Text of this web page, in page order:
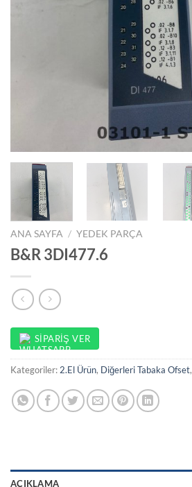
ANA SAYFA / YEDEK PARÇA
B&R 3DI477.6
SIPARIŞ VER
Kategoriler: 2.El Ürün, Diğerleri Tabaka Ofset,
AÇIKLAMA